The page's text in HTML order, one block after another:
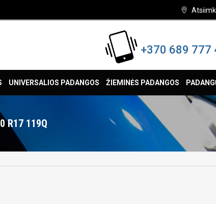
Atsiimk
+370 689 777
UNIVERSALIOS PADANGOS ŽIEMINĖS PADANGOS
R17 119Q